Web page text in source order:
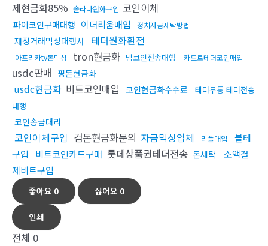
제현금화85% 솔라나원화구입 코인이체
파이코인구매대행 이더리움매입 정치자금세탁방법
재정거래믹싱대행사 테더원화환전
아프리카tv돈믹싱 tron현금화 밈코인전송대행 카드로테더코인매입
usdc판매 핑돈현금화
usdc현금화 비트코인매입 코인현금화수수료
테더무통 테더전송
대행
코인송금대리
코인이체구입 검돈현금화문의 자금믹싱업체 리플매입
블테
구입
비트코인카드구매 롯데상품권테더전송 돈세탁
소액결
제비트구입
좋아요 0 싫어요 0
인쇄
전체 0